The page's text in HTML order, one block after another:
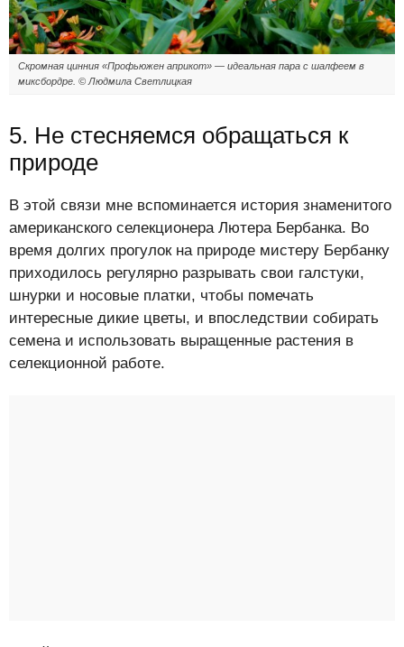
Скромная цинния «Профьюжен априкот» — идеальная пара с шалфеем в
миксбордре. © Людмила Светлицкая
5. Не стесняемся обращаться к
природе
В этой связи мне вспоминается история знаменитого
американского селекционера Лютера Бербанка. Во
время долгих прогулок на природе мистеру Бербанку
приходилось регулярно разрывать свои галстуки,
шнурки и носовые платки, чтобы помечать
интересные дикие цветы, и впоследствии собирать
семена и использовать выращенные растения в
селекционной работе.